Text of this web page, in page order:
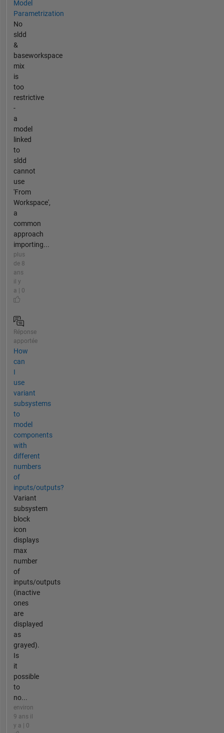
Model
Parametrization
No
sldd
&
baseworkspace
mix
is
too
restrictive
-
a
model
linked
to
sldd
cannot
use
'From
Workspace',
a
common
approach
importing...
plus
de 8
ans
il y
a | 0
Réponse
apportée
How
can
I
use
variant
subsystems
to
model
components
with
different
numbers
of
inputs/outputs?
Variant
subsystem
block
icon
displays
max
number
of
inputs/outputs
(inactive
ones
are
displayed
as
grayed).
Is
it
possible
to
no...
environ
9 ans il
y a | 0